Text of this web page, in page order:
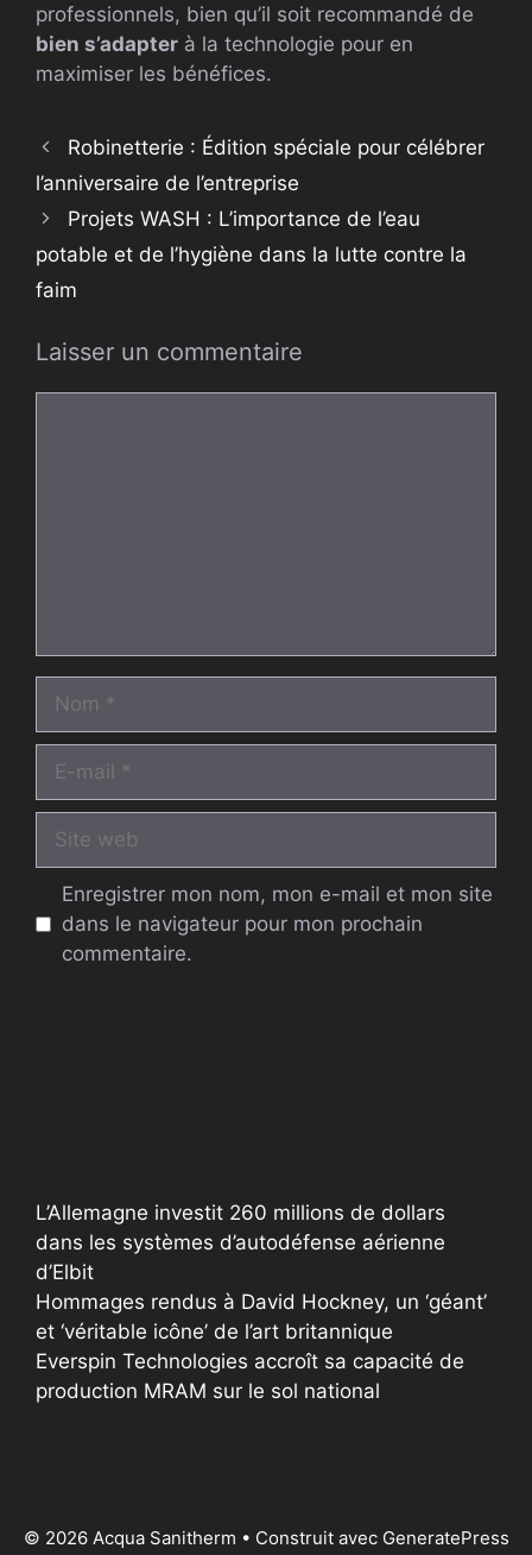
professionnels, bien qu’il soit recommandé de
bien s’adapter à la technologie pour en
maximiser les bénéfices.
Robinetterie : Édition spéciale pour célébrer
l’anniversaire de l’entreprise
Projets WASH : L’importance de l’eau
potable et de l’hygiène dans la lutte contre la
faim
Laisser un commentaire
Enregistrer mon nom, mon e-mail et mon site
dans le navigateur pour mon prochain
commentaire.
r
n
a
t
v
:
L’Allemagne investit 260 millions de dollars
dans les systèmes d’autodéfense aérienne
d’Elbit
Hommages rendus à David Hockney, un ‘géant’
et ‘véritable icône’ de l’art britannique
Everspin Technologies accroît sa capacité de
production MRAM sur le sol national
© 2026 Acqua Sanitherm • Construit avec GeneratePress